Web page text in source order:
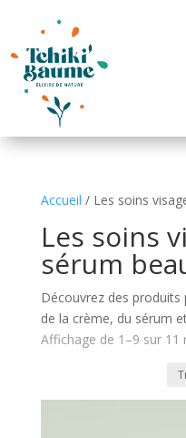
Accueil / Les soins
Les soins
sérum
Découvrez des
de la crème, du sérum
Affichage de 1–9 sur 11